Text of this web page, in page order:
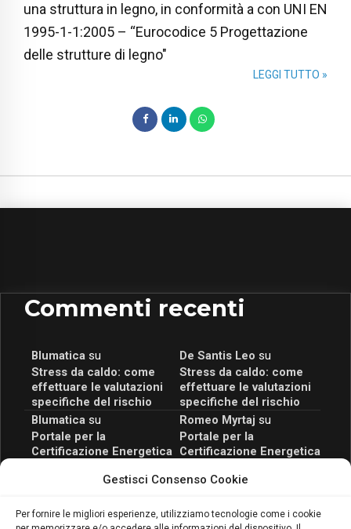
Gestisci Consenso Cookie
Per fornire le migliori esperienze, utilizziamo tecnologie come i cookie
una struttura in legno, in conformità a con UNI EN
1995-1-1:2005 – “Eurocodice 5 Progettazione
delle strutture di legno"
LEGGI TUTTO »
Commenti recenti
Blumaticasu
Stress da caldo: come
effettuare le valutazioni
specifiche del rischio
De Santis Leo su
Stress da caldo: come
effettuare le valutazioni
specifiche del rischio
Blumaticasu
Portale per la
Certificazione Energetica
scopri il Corso Blumatica
Romeo Myrtaj su
Portale per la
Certificazione Energetica
scopri il Corso Blumatica
Blumaticasu